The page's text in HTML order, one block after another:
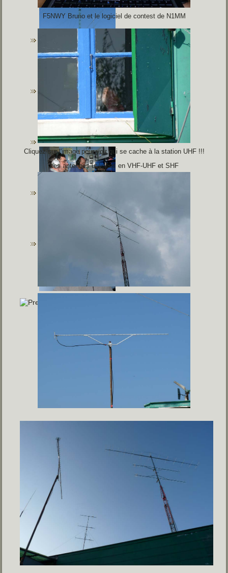
F5NWY Bruno et le logiciel de contest de N1MM
Cliquez sur l'image pour voir qui se cache à la station UHF !!!
Les antennes utilisées en VHF-UHF et SHF